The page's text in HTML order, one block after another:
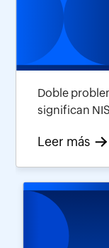
Doble
significan
Leer más